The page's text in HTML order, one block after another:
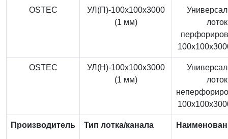
OSTEC
УЛ(П)-100x100x3000
(1 мм)
лоток
OSTEC
УЛ(Н)-100x100x3000
(1 мм)
лоток
Производитель Тип лотка/канала